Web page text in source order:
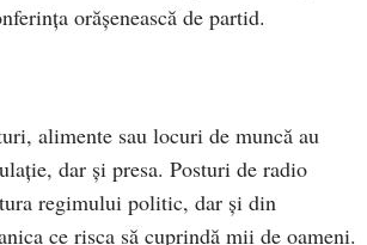
orăşenească de partid.
alimente sau locuri de muncă au
dar şi presa. Posturi de radio
regimului politic, dar şi din
ce risca să cuprindă mii de oameni.